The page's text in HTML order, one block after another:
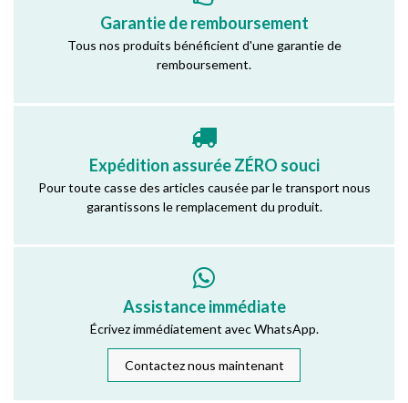
Garantie de remboursement
Tous nos produits bénéficient d'une garantie de
remboursement.
Expédition assurée ZÉRO souci
Pour toute casse des articles causée par le transport nous
garantissons le remplacement du produit.
Assistance immédiate
Écrivez immédiatement avec WhatsApp.
Contactez nous maintenant